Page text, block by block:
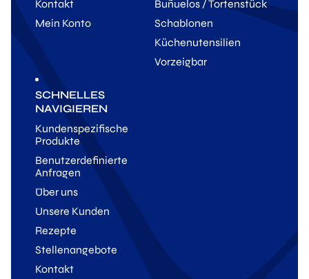
Kontakt
Mein Konto
Buñuelos / Tortenstück
Schablonen
Küchenutensilien
Vorzeigbar
SCHNELLES
NAVIGIEREN
Kundenspezifische
Produkte
Benutzerdefinierte
Anfragen
Über uns
Unsere Kunden
Rezepte
Stellenangebote
Kontakt